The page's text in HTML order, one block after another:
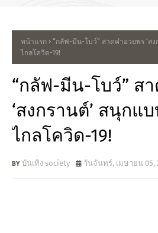
หน้าแรก
“กลัฟ-มีน-โบว์” สาดคำอวยพร ‘ส
ไกลโควิด-19!
“กลัฟ-มีน-โบว์” ส
‘สงกรานต์’ สนุกแ
ไกลโควิด-19!
บันเทิง society วันจันทร์, เมษายน 05,